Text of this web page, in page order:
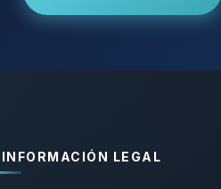
INFORMACIÓN LEGAL